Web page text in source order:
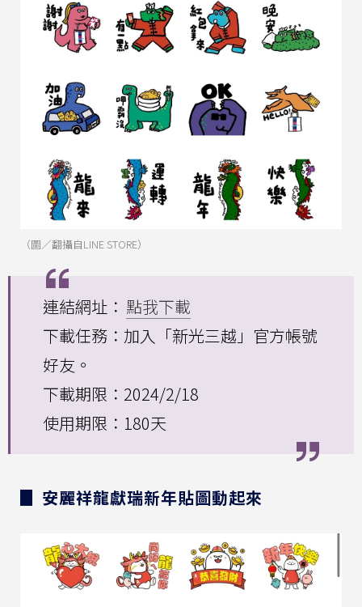
（圖／翻攝自LINE STORE）
連結網址： 點我下載
下載任務：加入「新光三越」官方帳號
好友。
下載期限：2024/2/18
使用期限：180天
▊ 安麗祥龍獻瑞新年貼圖動起來